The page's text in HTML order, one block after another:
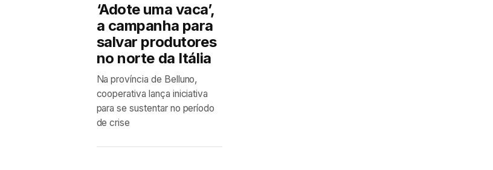
‘Adote uma vaca’,
a campanha para
salvar produtores
no norte da Itália
Na província de Belluno,
cooperativa lança iniciativa
para se sustentar no período
de crise